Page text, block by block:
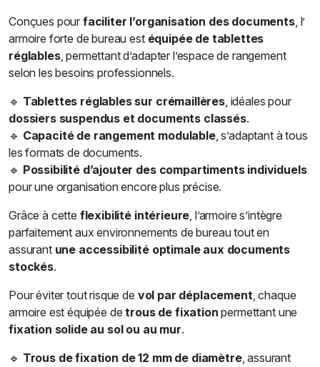
Conçues pour faciliter l’organisation des documents, l’
armoire forte de bureau est équipée de tablettes
réglables, permettant d’adapter l’espace de rangement
selon les besoins professionnels.
🔹 Tablettes réglables sur crémaillères, idéales pour
dossiers suspendus et documents classés.
🔹 Capacité de rangement modulable, s’adaptant à tous
les formats de documents.
🔹 Possibilité d’ajouter des compartiments individuels
pour une organisation encore plus précise.
Grâce à cette flexibilité intérieure, l’armoire s’intègre
parfaitement aux environnements de bureau tout en
assurant une accessibilité optimale aux documents
stockés.
Pour éviter tout risque de vol par déplacement, chaque
armoire est équipée detrous de fixation permettant une
fixation solide au sol ou au mur.
🔹 Trous de fixation de 12 mm de diamètre, assurant